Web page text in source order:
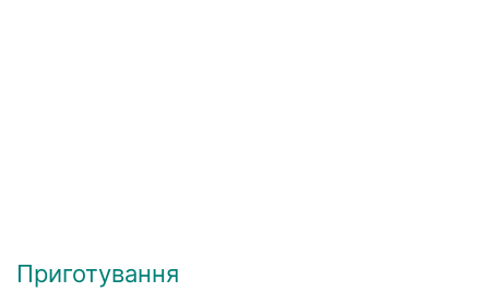
Приготування